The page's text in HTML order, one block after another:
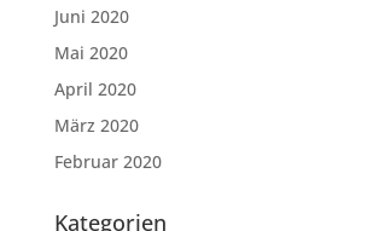
Juni 2020
Mai 2020
April 2020
März 2020
Februar 2020
Kategorien